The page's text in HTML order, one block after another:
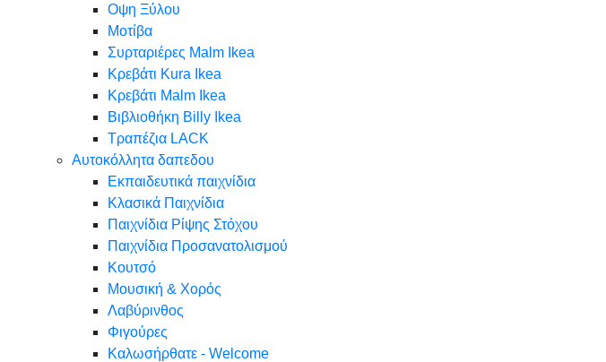
Oψη Ξύλου
Μοτίβα
Συρταριέρες Malm Ikea
Κρεβάτι Kura Ikea
Κρεβάτι Malm Ikea
Βιβλιοθήκη Billy Ikea
Τραπέζια LACK
Αυτοκόλλητα δαπεδου
Εκπαιδευτικά παιχνίδια
Κλασικά Παιχνίδια
Παιχνίδια Ρίψης Στόχου
Παιχνίδια Προσανατολισμού
Κουτσό
Μουσική & Χορός
Λαβύρινθος
Φιγούρες
Καλωσήρθατε - Welcome